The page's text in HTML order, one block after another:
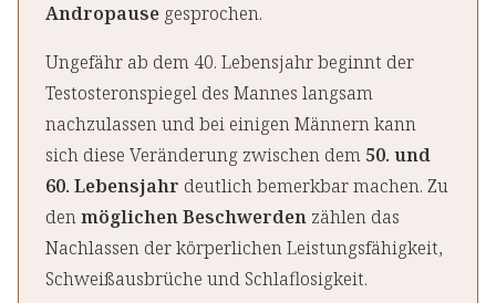
Andropause gesprochen.
Ungefähr ab dem 40. Lebensjahr beginnt der
Testosteronspiegel des Mannes langsam
nachzulassen und bei einigen Männern kann
sich diese Veränderung zwischen dem 50. und
60. Lebensjahr deutlich bemerkbar machen. Zu
denmöglichen Beschwerden zählen das
Nachlassen der körperlichen Leistungsfähigkeit,
Schweißausbrüche und Schlaflosigkeit.